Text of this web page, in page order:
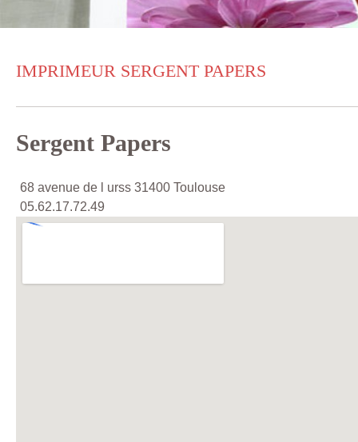
IMPRIMEUR SERGENT PAPERS
Sergent Papers
68 avenue de l urss 31400 Toulouse
05.62.17.72.49